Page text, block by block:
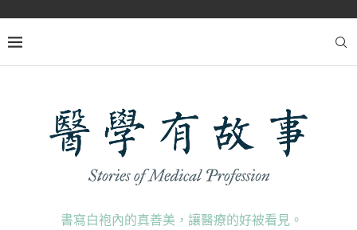
書寫白袍內的真善美，讓醫療的好被看見。